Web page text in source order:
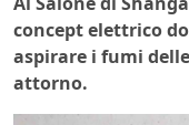
concept elettrico
aspirare i fumi
attorno.